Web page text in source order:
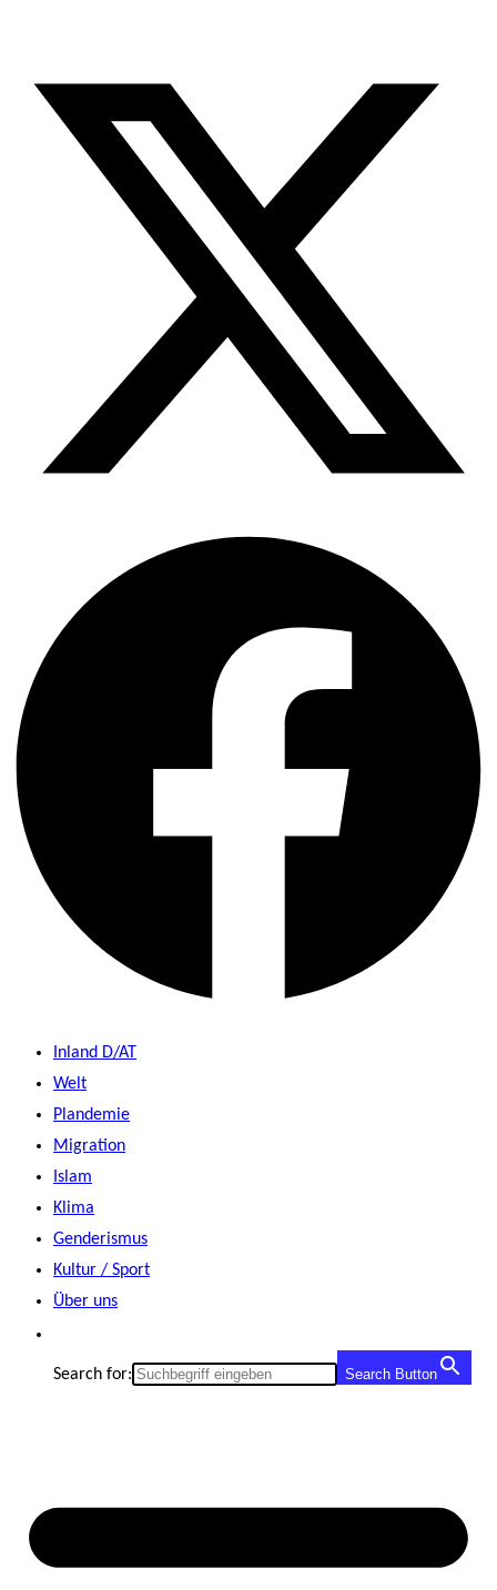
Inland D/AT
Welt
Plandemie
Migration
Islam
Klima
Genderismus
Kultur / Sport
Über uns
Search for: Search Button